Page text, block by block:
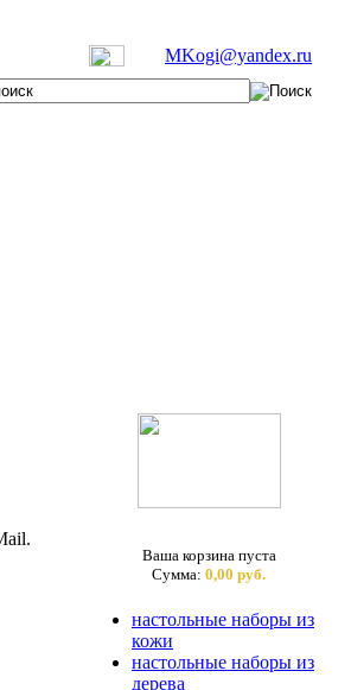
MKogi@yandex.ru
Ваша корзина пуста
Сумма: 0,00 руб.
настольные наборы из
кожи
настольные наборы из
дерева